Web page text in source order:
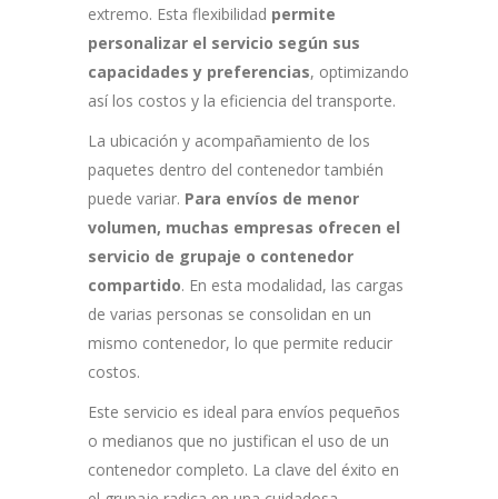
extremo. Esta flexibilidad permite
personalizar el servicio según sus
capacidades y preferencias, optimizando
así los costos y la eficiencia del transporte.
La ubicación y acompañamiento de los
paquetes dentro del contenedor también
puede variar. Para envíos de menor
volumen, muchas empresas ofrecen el
servicio de grupaje o contenedor
compartido. En esta modalidad, las cargas
de varias personas se consolidan en un
mismo contenedor, lo que permite reducir
costos.
Este servicio es ideal para envíos pequeños
o medianos que no justifican el uso de un
contenedor completo. La clave del éxito en